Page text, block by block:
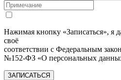
Нажимая кнопку «Записаться», я
своё
соответствии с Федеральным
№152-ФЗ «О персональных
ЗАПИСАТЬСЯ